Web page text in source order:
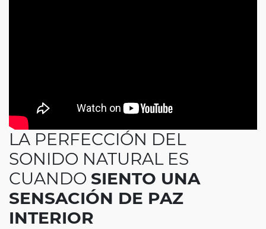
LA PERFECCIÓN DEL
SONIDO NATURAL ES
CUANDO SIENTO UNA
SENSACIÓN DE PAZ
INTERIOR